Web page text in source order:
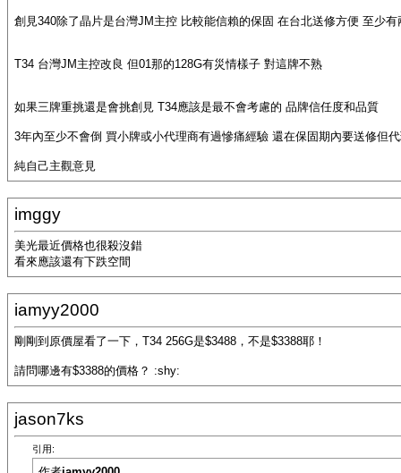
創見340除了晶片是台灣JM主控 比較能信賴的保固 在台北送修方便 至少有
T34 台灣JM主控改良 但01那的128G有災情樣子 對這牌不熟
如果三牌重挑還是會挑創見 T34應該是最不會考慮的 品牌信任度和品質
3年內至少不會倒 買小牌或小代理商有過慘痛經驗 還在保固期內要送修但
純自己主觀意見
imggy
美光最近價格也很殺沒錯
看來應該還有下跌空間
iamyy2000
剛剛到原價屋看了一下，T34 256G是$3488，不是$3388耶！
請問哪邊有$3388的價格？ :shy:
jason7ks
引用: